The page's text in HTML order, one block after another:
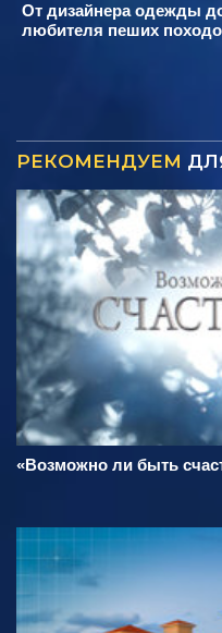
От дизайнера одежды
любителя пеших
РЕКОМЕНДУЕМ
«Возможно ли быть